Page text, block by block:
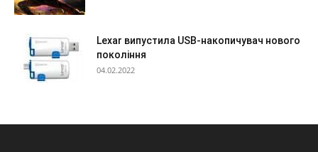
Lexar випустила USB-накопичувач нового
покоління
04.02.2022